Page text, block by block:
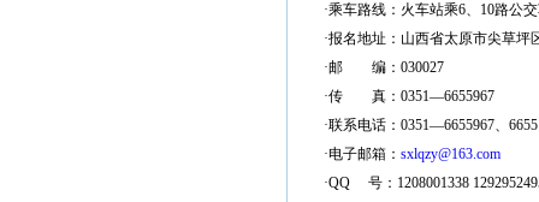
·乘车路线：火车站乘6、10路公
·报名地址：山西省太原市尖草坪
·邮 编：030027
·传 真：0351—6655967
·联系电话：0351—6655967、
·电子邮箱： sxlqzy@163.com
·QQ 号：1208001338